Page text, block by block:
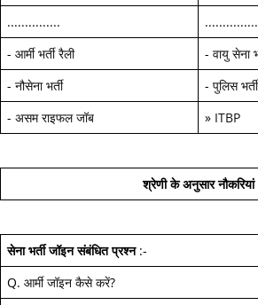
...............
...............
- आर्मी भर्ती रैली - वायु सेना
- नौसेना भर्ती - पुलिस भर्ती
- असम राइफल जॉब » ITBP
श्रेणी के अनुसार नौकरियां
सेना भर्ती जॉइन संबंधित प्रश्न:-
Q. आर्मी जॉइन कैसे करें?